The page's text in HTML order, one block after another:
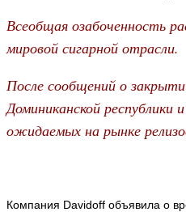
Всеобщая озабоченность
мировой сигарной отрасли.
После сообщений о
Доминиканской республики
ожидаемых на рынке
Компания Davidoff объявила о